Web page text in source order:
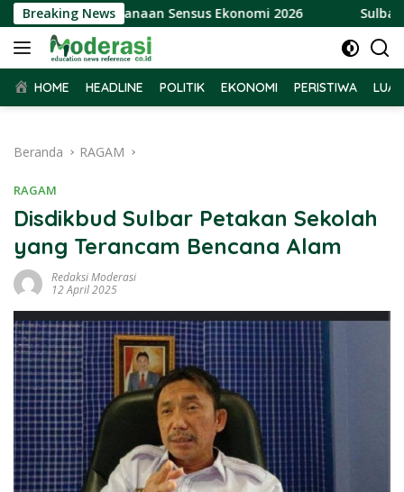
Langsung
ke
konten
Breaking News
Pelaksanaan Sensus Ekonomi 2026 Sulbar
HOME HEADLINE POLITIK EKONOMI PERISTIWA
Beranda RAGAM
RAGAM
Disdikbud Sulbar Petakan Sekolah
yang Terancam Bencana Alam
Redaksi Moderasi
12 April 2025